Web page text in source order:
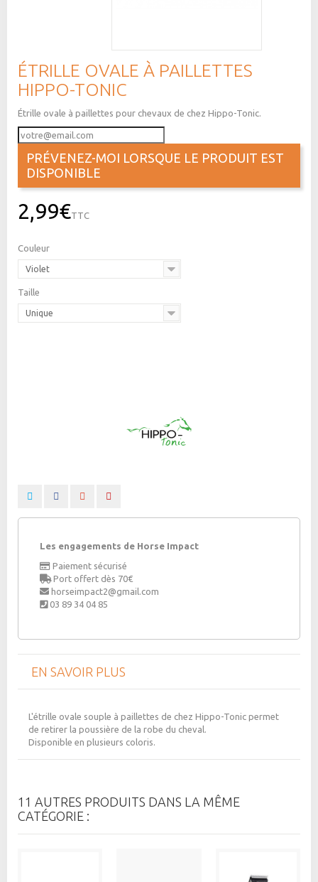
ÉTRILLE OVALE À PAILLETTES
HIPPO-TONIC
Étrille ovale à paillettes pour chevaux de chez Hippo-Tonic.
PRÉVENEZ-MOI LORSQUE LE PRODUIT EST
DISPONIBLE
2,99€TTC
Couleur
Violet
Taille
Unique
Les engagements de Horse Impact
Paiement sécurisé
Port offert dès 70€
horseimpact2@gmail.com
03 89 34 04 85
EN SAVOIR PLUS
L'étrille ovale souple à paillettes de chez Hippo-Tonic permet
de retirer la poussière de la robe du cheval.
Disponible en plusieurs coloris.
11 AUTRES PRODUITS DANS LA MÊME
CATÉGORIE :